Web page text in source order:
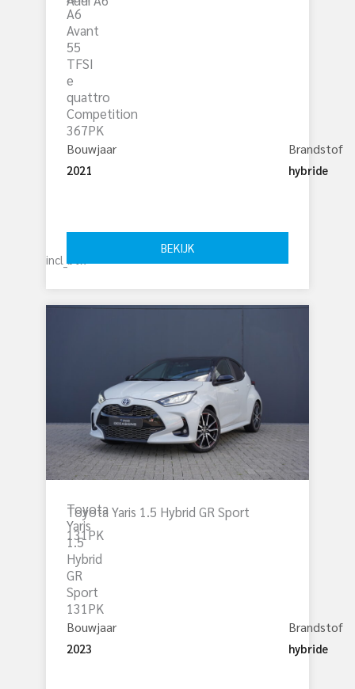
A6
Avant
55
TFSI
e
quattro
Competition
367PK
Bouwjaar
2021
Brandstof
hybride
incl_btw
BEKIJK
Toyota
Yaris
1.5
Hybrid
GR
Sport
131PK
Toyota Yaris 1.5 Hybrid GR Sport
131PK
Bouwjaar
2023
Brandstof
hybride